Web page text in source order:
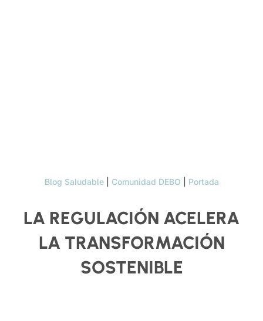
Blog Saludable| Comunidad DEBO Portada
LA REGULACIÓN ACELERA
LA TRANSFORMACIÓN
SOSTENIBLE